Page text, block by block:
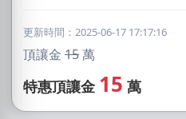
更新時間：2025-06-17 17:17:16
頂讓金 15萬
特惠頂讓金 15 萬